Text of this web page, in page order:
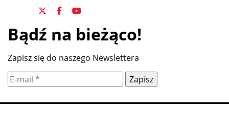
Bądź na bieżąco!
Zapisz się do naszego Newslettera